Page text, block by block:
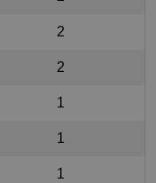
2
2
1
1
1